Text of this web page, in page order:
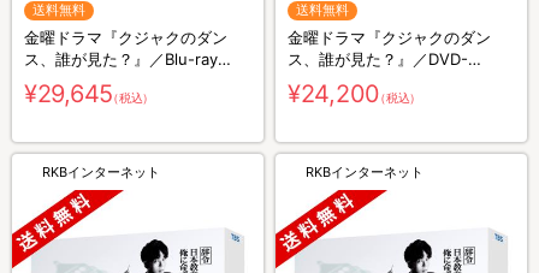
送料無料
金曜ドラマ『クジャクのダン
ス、誰が見た？』／Blu-ray
BOX（送料無料・4枚組）
¥29,645（税込）
送料無料
金曜ドラマ『クジャクのダン
ス、誰が見た？』／DVD-
BOX（送料無料・6枚組）
¥24,200（税込）
RKBインターネット RKBインターネット